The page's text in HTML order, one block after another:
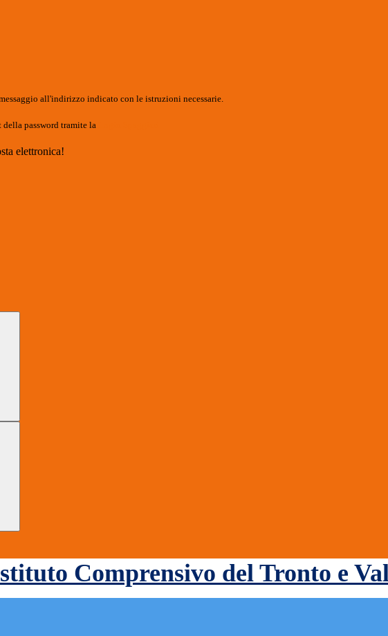
all'indirizzo indicato con le istruzioni necessarie.
della password tramite la
elettronica!
Comprensivo del Tronto e